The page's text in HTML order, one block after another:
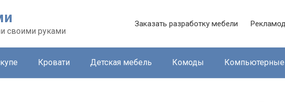
своими руками
Заказать разработку мебели
Кровати Детская мебель Комоды Компьютерные